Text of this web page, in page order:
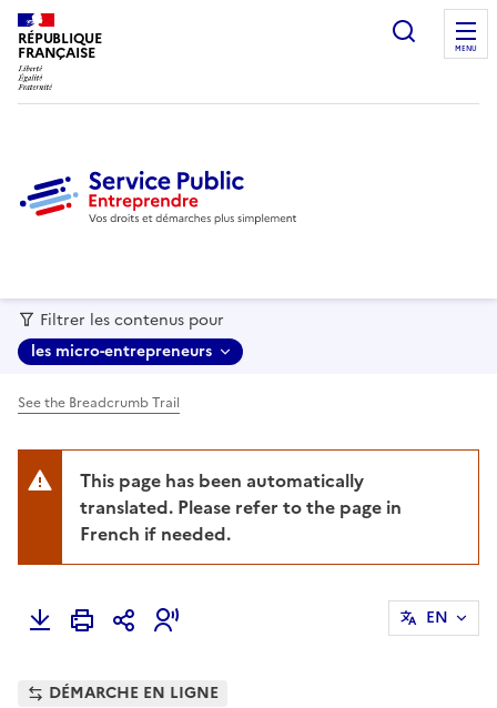
RÉPUBLIQUE
FRANÇAISE MENU
Filtrer les contenus pour
les micro-entrepreneurs
See the Breadcrumb Trail
This page has been automatically
translated. Please refer to the page in
French if needed.
EN
DÉMARCHE EN LIGNE